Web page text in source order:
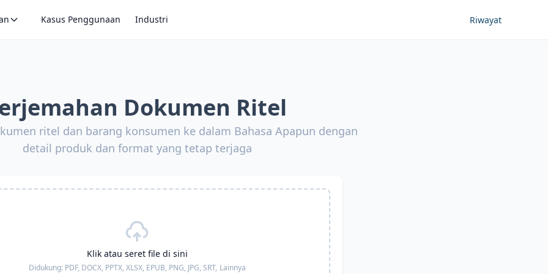
Kasus Penggunaan Industri Riwayat
Dokumen Ritel
ritel dan barang konsumen ke dalam Bahasa Apapun dengan
detail produk dan format yang tetap terjaga
Klik atau seret file di sini
Didukung: PDF, DOCX, PPTX, XLSX, EPUB, PNG, JPG, SRT, Lainnya